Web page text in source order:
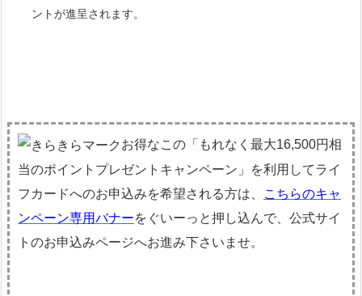
ントが進呈されます。
お得なこの「もれなく最大16,500円相
当のポイントプレゼントキャンペーン」を利用してライ
フカードへのお申込みを希望される方は、
こちらのキャ
ンペーン専用バナーをぐいーっと押し込んで、公式サイ
トのお申込みページへお進み下さいませ。